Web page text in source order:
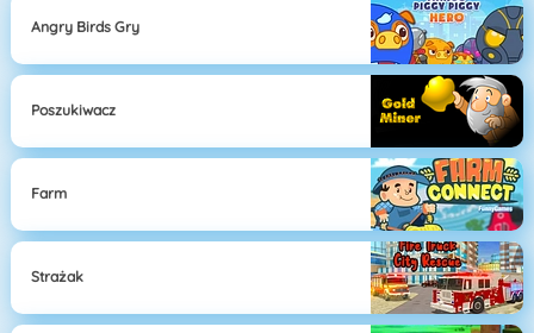
Angry Birds Gry
Poszukiwacz
Farm
Strażak